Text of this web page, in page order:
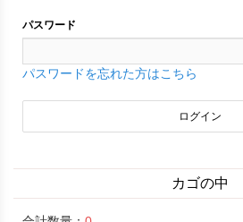
パスワード
パスワードを忘れた方はこちら
カゴの中